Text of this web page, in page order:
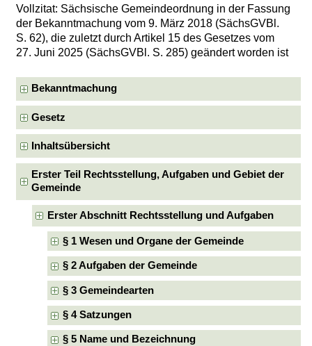
Vollzitat: Sächsische Gemeindeordnung in der Fassung
der Bekanntmachung vom 9. März 2018 (SächsGVBl.
S. 62), die zuletzt durch Artikel 15 des Gesetzes vom
27. Juni 2025 (SächsGVBl. S. 285) geändert worden ist
Bekanntmachung
Gesetz
Inhaltsübersicht
Erster Teil Rechtsstellung, Aufgaben und Gebiet der
Gemeinde
Erster Abschnitt Rechtsstellung und Aufgaben
§ 1 Wesen und Organe der Gemeinde
§ 2 Aufgaben der Gemeinde
§ 3 Gemeindearten
§ 4 Satzungen
§ 5 Name und Bezeichnung